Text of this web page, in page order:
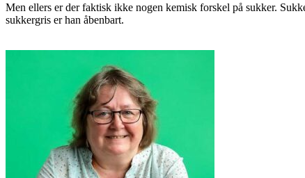
Men ellers er der faktisk ikke nogen kemisk forskel på sukker.
sukkergris er han åbenbart.